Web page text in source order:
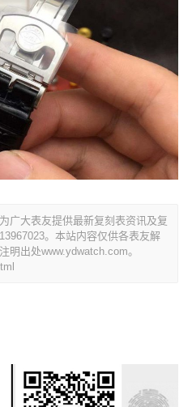
广大表友提供最新复刻表资讯及复
。本站内容仅供各表友解
明出处www.ydwatch.com。